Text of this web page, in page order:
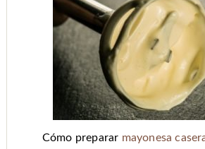
Cómo preparar mayonesa